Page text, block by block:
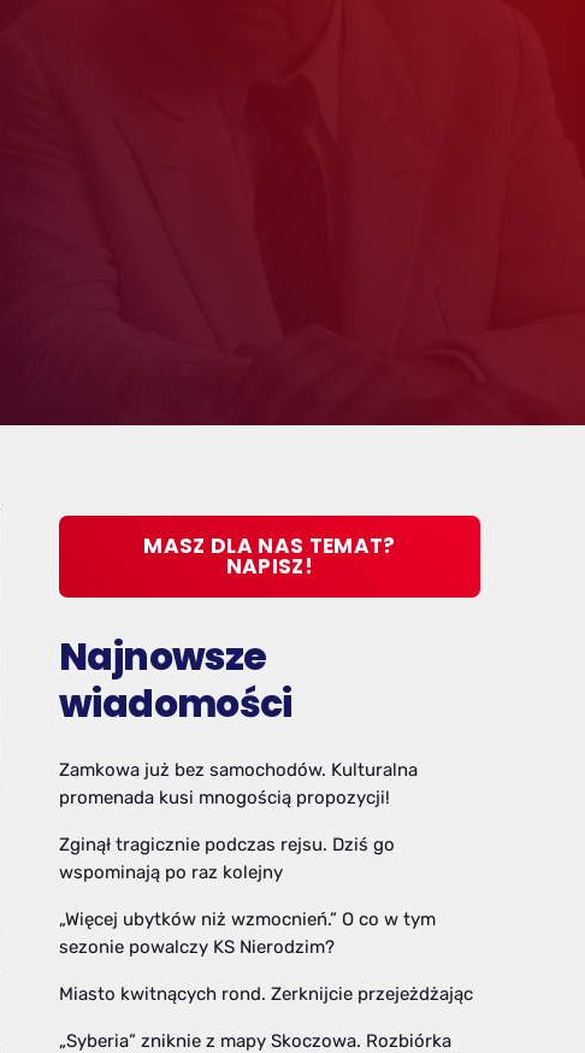
MASZ DLA NAS TEMAT?
NAPISZ!
Najnowsze
wiadomości
Zamkowa już bez samochodów. Kulturalna
promenada kusi mnogością propozycji!
Zginął tragicznie podczas rejsu. Dziś go
wspominają po raz kolejny
„Więcej ubytków niż wzmocnień.” O co w tym
sezonie powalczy KS Nierodzim?
Miasto kwitnących rond. Zerknijcie przejeżdżając
„Syberia” zniknie z mapy Skoczowa. Rozbiórka